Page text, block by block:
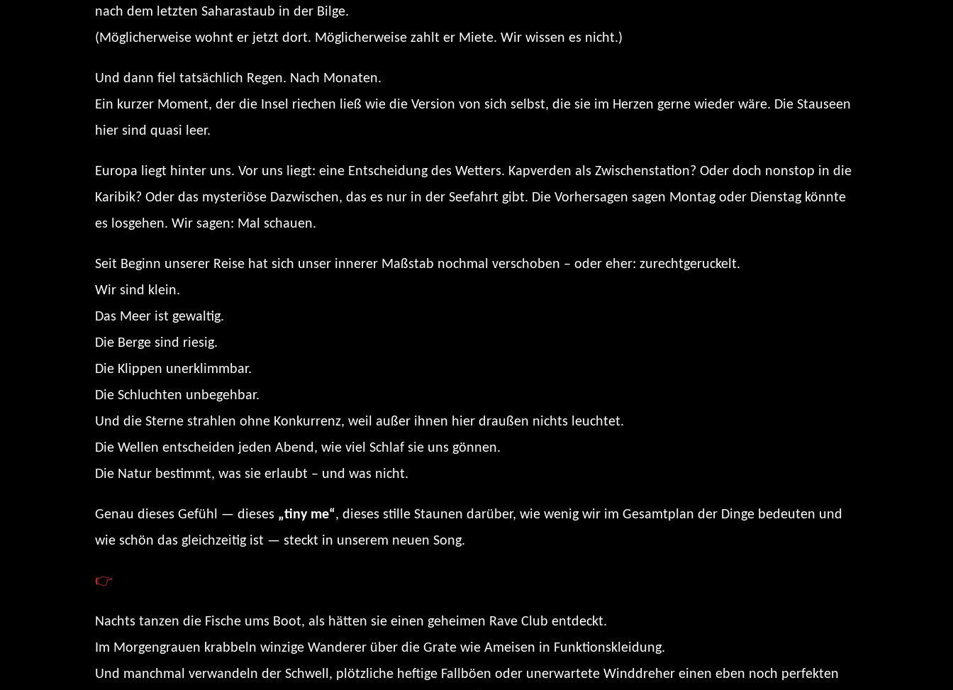
nach dem letzten Saharastaub in der Bilge.
(Möglicherweise wohnt er jetzt dort. Möglicherweise zahlt er Miete. Wir wissen es nicht.)
Und dann fiel tatsächlich Regen. Nach Monaten.
Ein kurzer Moment, der die Insel riechen ließ wie die Version von sich selbst, die sie im Herzen gerne wieder wäre. Die Stauseen
hier sind quasi leer.
Europa liegt hinter uns. Vor uns liegt: eine Entscheidung des Wetters. Kapverden als Zwischenstation? Oder doch nonstop in die
Karibik? Oder das mysteriöse Dazwischen, das es nur in der Seefahrt gibt. Die Vorhersagen sagen Montag oder Dienstag könnte
es losgehen. Wir sagen: Mal schauen.
Seit Beginn unserer Reise hat sich unser innerer Maßstab nochmal verschoben – oder eher: zurechtgeruckelt.
Wir sind klein.
Das Meer ist gewaltig.
Die Berge sind riesig.
Die Klippen unerklimmbar.
Die Schluchten unbegehbar.
Und die Sterne strahlen ohne Konkurrenz, weil außer ihnen hier draußen nichts leuchtet.
Die Wellen entscheiden jeden Abend, wie viel Schlaf sie uns gönnen.
Die Natur bestimmt, was sie erlaubt – und was nicht.
Genau dieses Gefühl — dieses „tiny me“, dieses stille Staunen darüber, wie wenig wir im Gesamtplan der Dinge bedeuten und
wie schön das gleichzeitig ist — steckt in unserem neuen Song.
👉
Nachts tanzen die Fische ums Boot, als hätten sie einen geheimen Rave Club entdeckt.
Im Morgengrauen krabbeln winzige Wanderer über die Grate wie Ameisen in Funktionskleidung.
Und manchmal verwandeln der Schwell, plötzliche heftige Fallböen oder unerwartete Winddreher einen eben noch perfekten